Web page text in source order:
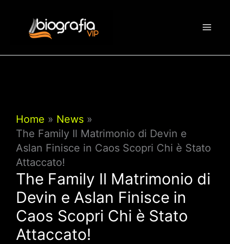
contenuto
Home
News
The Family Il Matrimonio di Devin e
Aslan Finisce in Caos Scopri Chi è Stato
Attaccato!
The Family Il Matrimonio di
Devin e Aslan Finisce in
Caos Scopri Chi è Stato
Attaccato!